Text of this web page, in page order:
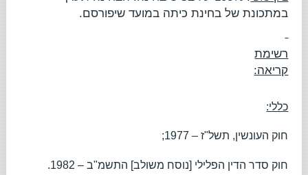
במתכונת של בחינת כיתה במועד שיפורסם.
רשימת
קריאה:
כללי:
חוק העונשין, תשל"ז – 1977;
חוק סדר הדין הפלילי [נוסח משולב] התשמ"ב – 1982.